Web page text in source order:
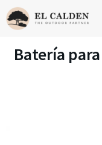
Batería